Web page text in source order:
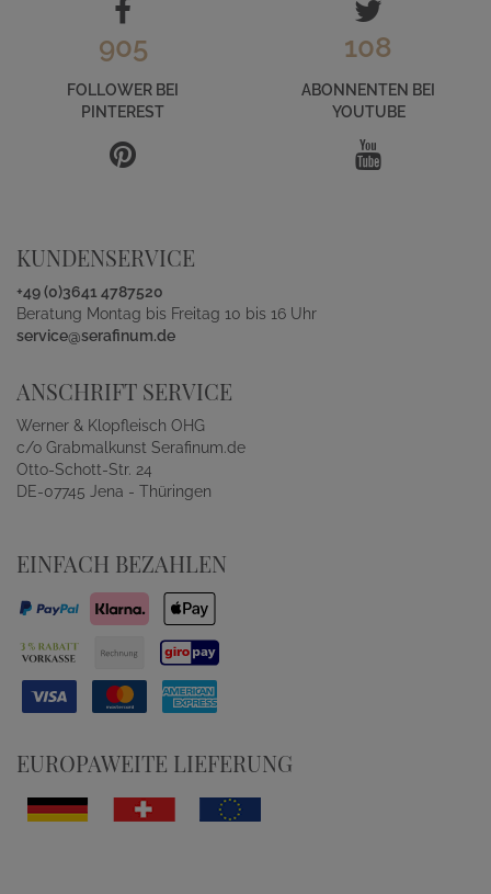
905
FOLLOWER BEI
PINTEREST
108
ABONNENTEN BEI
YOUTUBE
KUNDENSERVICE
+49 (0)3641 4787520
Beratung Montag bis Freitag 10 bis 16 Uhr
service@serafinum.de
ANSCHRIFT SERVICE
Werner & Klopfleisch OHG
c/o Grabmalkunst Serafinum.de
Otto-Schott-Str. 24
DE-07745 Jena - Thüringen
EINFACH BEZAHLEN
EUROPAWEITE LIEFERUNG